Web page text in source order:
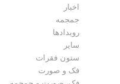
اخبار
جمجمه
رویدادها
سایر
ستون فقرات
فک و صورت